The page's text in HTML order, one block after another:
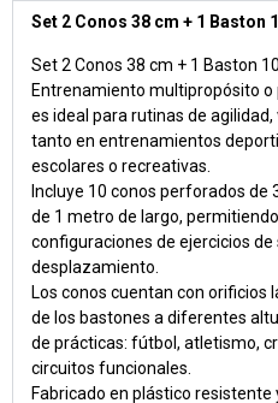
Set 2 Conos 38 cm + 1 Baston
Set 2 Conos 38 cm + 1 Baston
Entrenamiento multipropósito o
es ideal para rutinas de
tanto en entrenamientos
escolares o recreativas.
Incluye 10 conos perforados de
de 1 metro de largo,
configuraciones de ejercicios de
desplazamiento.
Los conos cuentan con orificios
de los bastones a diferentes
de prácticas: fútbol, atletismo,
circuitos funcionales.
Fabricado en plástico resistente